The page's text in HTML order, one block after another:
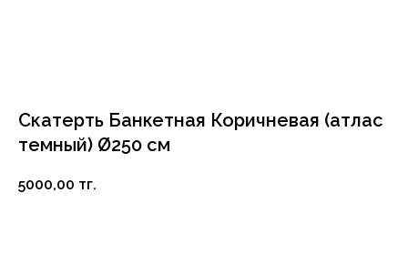
Скатерть Банкетная Коричневая (атлас
темный) Ø250 см
5000,00 тг.